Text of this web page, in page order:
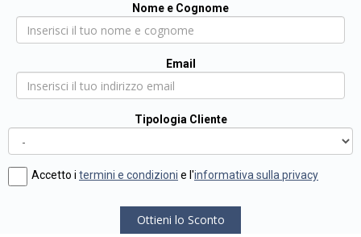
Nome e Cognome
Email
Tipologia Cliente
Accetto i termini e condizioni e l'informativa sulla privacy
Ottieni lo Sconto